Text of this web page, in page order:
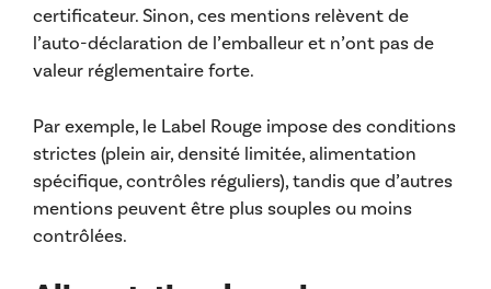
certificateur. Sinon, ces mentions relèvent de
l’auto-déclaration de l’emballeur et n’ont pas de
valeur réglementaire forte.
Par exemple, le Label Rouge impose des conditions
strictes (plein air, densité limitée, alimentation
spécifique, contrôles réguliers), tandis que d’autres
mentions peuvent être plus souples ou moins
contrôlées.